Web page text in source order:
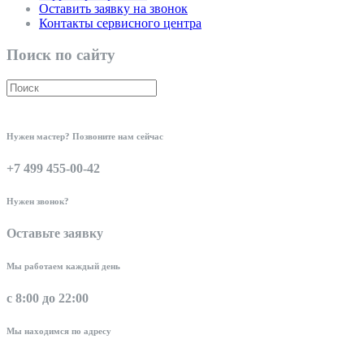
Оставить заявку на звонок
Контакты сервисного центра
Поиск по сайту
Нужен мастер? Позвоните нам сейчас
+7 499 455-00-42
Нужен звонок?
Оставьте заявку
Мы работаем каждый день
с 8:00 до 22:00
Мы находимся по адресу